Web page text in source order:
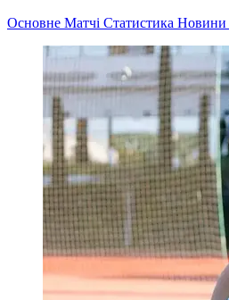
Основне Матчі Статистика Новини